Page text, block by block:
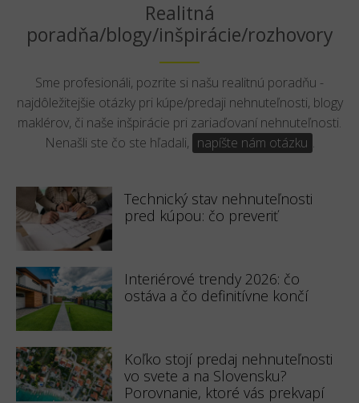
Realitná
poradňa/blogy/inšpirácie/rozhovory
Sme profesionáli, pozrite si našu realitnú poradňu -
najdôležitejšie otázky pri kúpe/predaji nehnuteľnosti, blogy
maklérov, či naše inšpirácie pri zariaďovaní nehnuteľnosti.
Nenašli ste čo ste hľadali, napíšte nám otázku .
Technický stav nehnuteľnosti
pred kúpou: čo preveriť
Interiérové trendy 2026: čo
ostáva a čo definitívne končí
Koľko stojí predaj nehnuteľnosti
vo svete a na Slovensku?
Porovnanie, ktoré vás prekvapí